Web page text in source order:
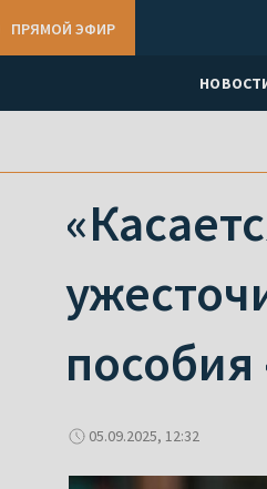
ПРЯМОЙ ЭФИР
пособия
05.09.2025, 12:32